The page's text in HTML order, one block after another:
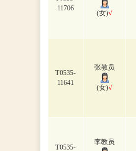
11706
(女)√
T0535-
11641
张教员
(女)√
T0535-
李教员